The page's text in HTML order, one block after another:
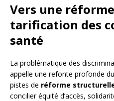
Vers une
tarification des
santé
La problématique des
appelle une refonte profonde
pistes de réforme
concilier équité d’accès,